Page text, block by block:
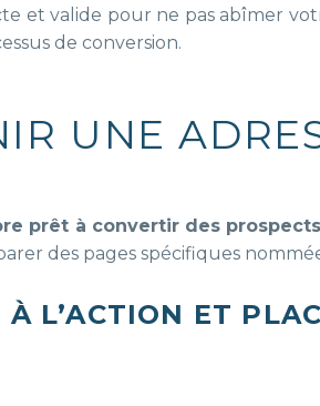
et valide pour ne pas abîmer
de conversion.
UNE
prêt à convertir des prospects
des pages spécifiques
L’ACTION ET